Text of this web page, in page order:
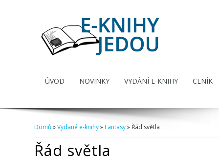
ÚVOD NOVINKY VYDÁNÍ E-KNIHY CENÍK
Domů»Vydané e-knihy»Fantasy» Řád světla
Řád světla